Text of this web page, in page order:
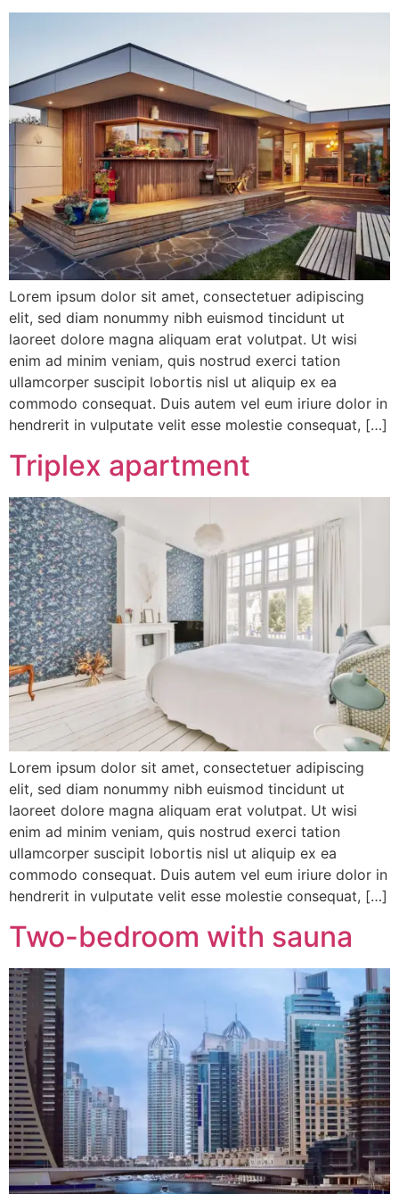
Lorem ipsum dolor sit amet, consectetuer adipiscing
elit, sed diam nonummy nibh euismod tincidunt ut
laoreet dolore magna aliquam erat volutpat. Ut wisi
enim ad minim veniam, quis nostrud exerci tation
ullamcorper suscipit lobortis nisl ut aliquip ex ea
commodo consequat. Duis autem vel eum iriure dolor in
hendrerit in vulputate velit esse molestie consequat, […]
Triplex apartment
Lorem ipsum dolor sit amet, consectetuer adipiscing
elit, sed diam nonummy nibh euismod tincidunt ut
laoreet dolore magna aliquam erat volutpat. Ut wisi
enim ad minim veniam, quis nostrud exerci tation
ullamcorper suscipit lobortis nisl ut aliquip ex ea
commodo consequat. Duis autem vel eum iriure dolor in
hendrerit in vulputate velit esse molestie consequat, […]
Two-bedroom with sauna